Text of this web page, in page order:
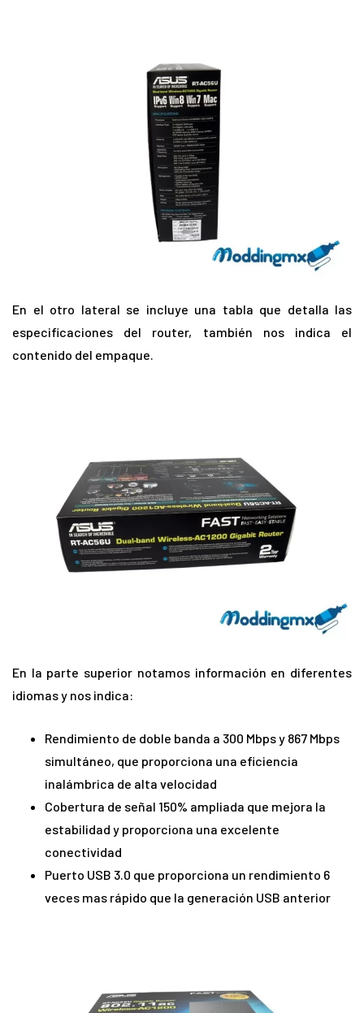
En el otro lateral se incluye una tabla que detalla las
especificaciones del router, también nos indica el
contenido del empaque.
En la parte superior notamos información en diferentes
idiomas y nos indica:
Rendimiento de doble banda a 300 Mbps y 867 Mbps
simultáneo, que proporciona una eficiencia
inalámbrica de alta velocidad
Cobertura de señal 150% ampliada que mejora la
estabilidad y proporciona una excelente
conectividad
Puerto USB 3.0 que proporciona un rendimiento 6
veces mas rápido que la generación USB anterior